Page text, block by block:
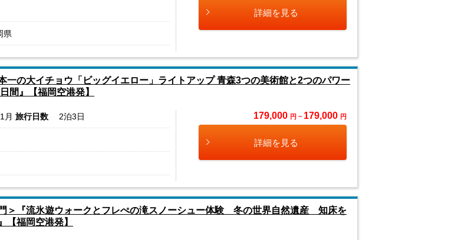
県
詳細を見る
一の大イチョウ「ビッグイエロー」ライトアップ 青森3つの美術館と2つのパワー
』【福岡空港発】
月 旅行日数 2泊3日 179,000 円 ~ 179,000 円
詳細を見る
＞『流氷遊ウォークとフレぺの滝スノーシュー体験 冬の世界自然遺産 知床を
福岡空港発】